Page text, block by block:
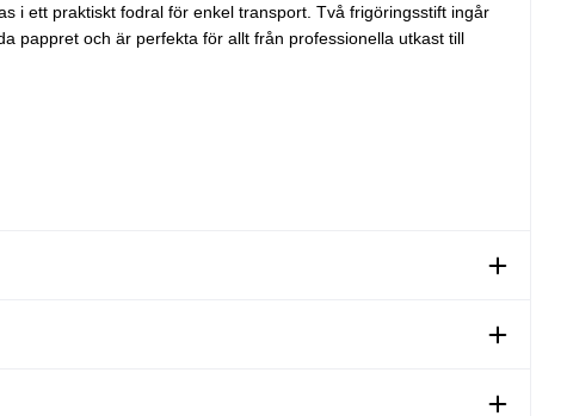
i ett praktiskt fodral för enkel transport. Två frigöringsstift ingår
pappret och är perfekta för allt från professionella utkast till